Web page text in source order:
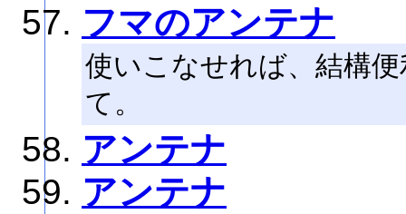
フマのアンテナ
使いこなせれば、結構
て。
アンテナ
アンテナ